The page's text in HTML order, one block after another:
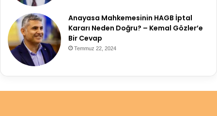
Anayasa Mahkemesinin HAGB İptal
Kararı Neden Doğru? – Kemal Gözler’e
Bir Cevap
Temmuz 22, 2024